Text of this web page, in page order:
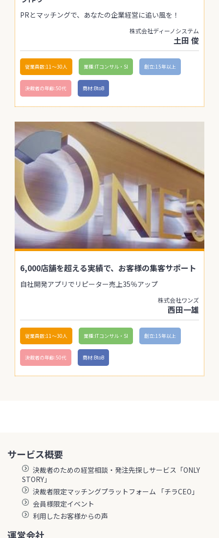
PRとマッチングで、あなたの企業経営に追い風を！
株式会社ディーノシステム
土田 俊
従業員数:11〜30人 業種:ITコンサル・SI 創立:15年以上
決裁者の年齢:50代 商材:BtoB
6,000店舗を超える実績で、お客様の集客サポート
自社開発アプリでリピーター売上35％アップ
株式会社ワンズ
西田一雄
従業員数:11〜30人 業種:ITコンサル・SI 創立:15年以上
決裁者の年齢:50代 商材:BtoB
サービス概要
決裁者のための経営相談・発注先探しサービス「ONLY
STORY」
決裁者限定マッチングプラットフォーム 「チラCEO」
会員様限定イベント
利用したお客様からの声
運営会社